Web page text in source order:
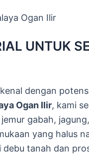
UNTUK
dengan
Ogan Ilir, kami
gabah,
yang halus
tanah dan